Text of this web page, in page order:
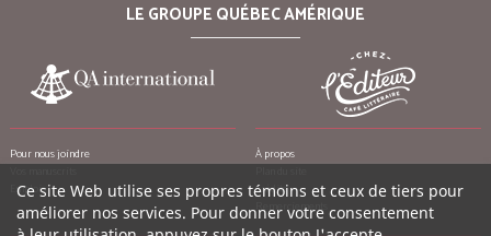
LE GROUPE QUÉBEC AMÉRIQUE
Pour nous joindre
Emplois
À propos
Crédits
Remerciements
Ce site Web utilise ses propres témoins et ceux de tiers pour
améliorer nos services. Pour donner votre consentement